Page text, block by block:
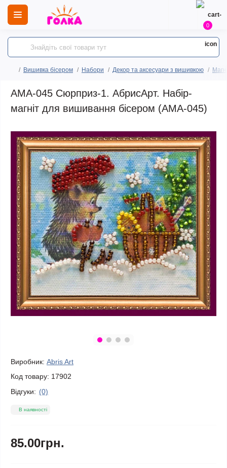
0
Вишивка бісером Набори Декор та аксесуари з вишивкою
AMA-045 Сюрприз-1. АбрисАрт. Набір-
магніт для вишивання бісером (АМА-045)
Виробник: Abris Art
Код товару: 17902
Відгуки: (0)
В наявності
85.00грн.